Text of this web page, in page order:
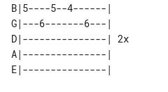
B|5----5--4------|
G|---6-------6---|
D|---------------| 2x
A|---------------|